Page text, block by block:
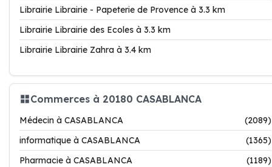
Librairie Librairie - Papeterie de Provence à 3.3 km
Librairie Librairie des Ecoles à 3.3 km
Librairie Librairie Zahra à 3.4 km
Commerces à 20180 CASABLANCA
Médecin à CASABLANCA
(2089)
informatique à CASABLANCA
(1365)
Pharmacie à CASABLANCA
(1189)